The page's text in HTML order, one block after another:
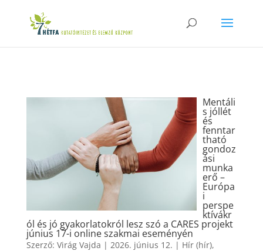
Mentáli
s jóllét
és
fenntar
tható
gondoz
ási
munka
erő –
Európa
i
perspe
ktívákr
ól és jó gyakorlatokról lesz szó a CARES projekt
június 17-i online szakmai eseményén
Szerző: Virág Vajda | 2026. június 12. | Hír (hír),